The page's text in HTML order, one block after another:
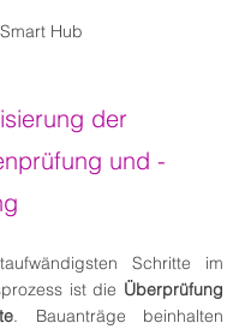
Hub
der
und -
Schritte im
ist die Überprüfung
. Bauanträge beinhalten